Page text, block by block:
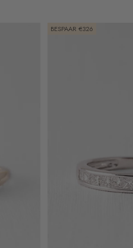
BESPAAR €326